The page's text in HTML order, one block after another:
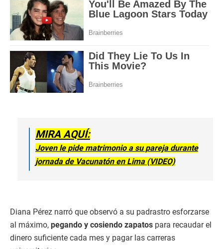
MIRA AQUÍ:
Joven le pide matrimonio a su pareja durante
jornada de Vacunatón en Lima (VIDEO)
Diana Pérez narró que observó a su padrastro esforzarse
al máximo, pegando y cosiendo zapatos para recaudar el
dinero suficiente cada mes y pagar las carreras